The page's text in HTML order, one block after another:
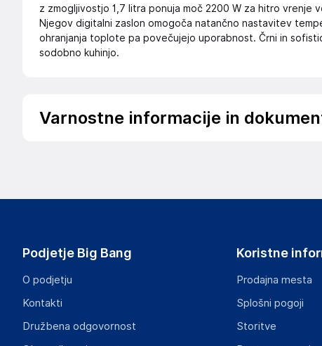
z zmogljivostjo 1,7 litra ponuja moč 2200 W za hitro vrenje
Njegov digitalni zaslon omogoča natančno nastavitev
ohranjanja toplote pa povečujejo uporabnost. Črni in
sodobno kuhinjo.
Varnostne informacije in
info@globomatik.net
Gospodarski subjekt s sedežem v EU, ki zagotavlja
Podjetje Big Bang
O podjetju
Kontakti
Družbena odgovornost
Koristne
Prodajna mesta
Splošni pogoji
Storitve